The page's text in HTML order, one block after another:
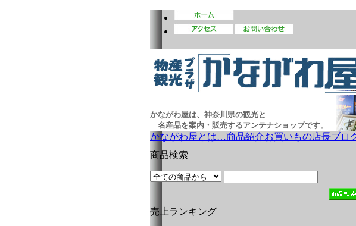
かながわ屋は、神奈川県の観光と
名産品を案内・販売するアンテナショップです。
かながわ屋とは…商品紹介お買いもの店長ブロ
商品検索
売上ランキング